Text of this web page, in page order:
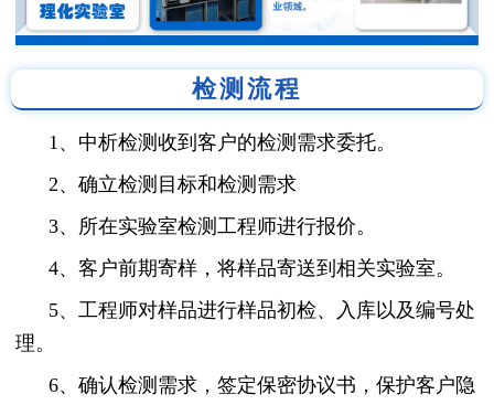
检测流程
1、中析检测收到客户的检测需求委托。
2、确立检测目标和检测需求
3、所在实验室检测工程师进行报价。
4、客户前期寄样，将样品寄送到相关实验室。
5、工程师对样品进行样品初检、入库以及编号处
理。
6、确认检测需求，签定保密协议书，保护客户隐